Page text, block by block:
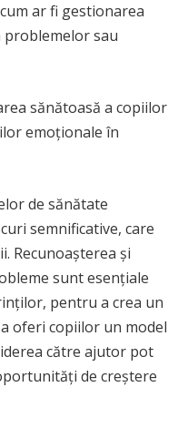
ar fi gestionarea
problemelor sau
sănătoasă a copiilor
emoționale în
de sănătate
semnificative, care
Recunoașterea și
sunt esențiale
pentru a crea un
oferi copiilor un model
către ajutor pot
de creștere